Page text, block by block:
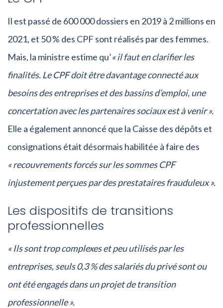
Il est passé de 600 000 dossiers en 2019 à 2 millions en
2021, et 50 % des CPF sont réalisés par des femmes.
Mais, la ministre estime qu’« il faut en clarifier les
finalités. Le CPF doit être davantage connecté aux
besoins des entreprises et des bassins d’emploi, une
concertation avec les partenaires sociaux est à venir ».
Elle a également annoncé que la Caisse des dépôts et
consignations était désormais habilitée à faire des
« recouvrements forcés sur les sommes CPF
injustement perçues par des prestataires frauduleux ».
Les dispositifs de transitions
professionnelles
« Ils sont trop complexes et peu utilisés par les
entreprises, seuls 0,3 % des salariés du privé sont ou
ont été engagés dans un projet de transition
professionnelle ».